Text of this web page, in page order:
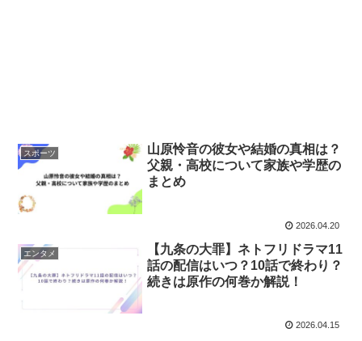
スポーツ
山原怜音の彼女や結婚の真相は？
父親・高校について家族や学歴の
まとめ
2026.04.20
エンタメ
【九条の大罪】ネトフリドラマ11
話の配信はいつ？10話で終わり？
続きは原作の何巻か解説！
2026.04.15